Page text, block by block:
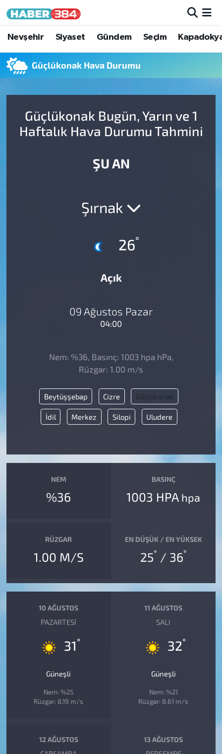
Nevşehir Siyaset Gündem Seçim
Güçlükonak Hava Durumu
Güçlükonak Bugün, Yarın ve 1
Haftalık Hava Durumu Tahmini
ŞU AN
Şırnak
26°
Açık
09 Ağustos Pazar
04:00
Nem: %36, Basınç: 1003 hpa hPa,
Rüzgar: 1.00 m/s
Beytüşşebap Cizre Güçlükonak
İdil Merkez Silopi Uludere
NEM
%36
BASINÇ
1003 HPA hpa
RÜZGAR
1.00 M/S
EN DÜŞÜK / EN YÜKSEK
25° / 36°
10 AĞUSTOS
PAZARTESI
31°
Güneşli
Nem: %25
Rüzgar: 8.19 m/s
11 AĞUSTOS
SALI
32°
Güneşli
Nem: %21
Rüzgar: 8.61 m/s
12 AĞUSTOS 13 AĞUSTOS
Nöbetçi Eczaneler
Hava Durumu
Süper Lig Puan Durumu ve Fikstür
Tüm Manşetler
Son Dakika Haberleri